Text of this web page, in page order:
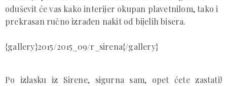
oduševit će vas kako interijer okupan plavetnilom, tako i
prekrasan ručno izrađen nakit od bijelih bisera.
{gallery}2015/2015_09/r_sirena{/gallery}
Po izlasku iz Sirene, sigurna sam, opet ćete zastati!